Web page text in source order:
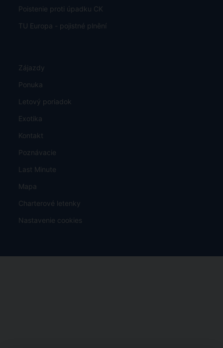
Poistenie proti úpadku CK
TU Europa - pojistné plnění
Zájazdy
Ponuka
Letový poriadok
Exotika
Kontakt
Poznávacie
Last Minute
Mapa
Charterové letenky
Nastavenie cookies